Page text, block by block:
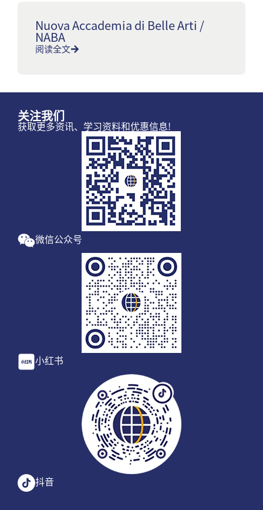
Nuova Accademia di Belle Arti /
NABA
阅读全文
关注我们
获取更多资讯、学习资料和优惠信息!
微信公众号
小红书
抖音